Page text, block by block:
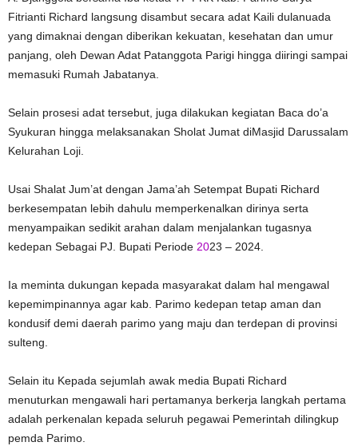
Fitrianti Richard langsung disambut secara adat Kaili dulanuada
yang dimaknai dengan diberikan kekuatan, kesehatan dan umur
panjang, oleh Dewan Adat Patanggota Parigi hingga diiringi sampai
memasuki Rumah Jabatanya.
Selain prosesi adat tersebut, juga dilakukan kegiatan Baca do’a
Syukuran hingga melaksanakan Sholat Jumat diMasjid Darussalam
Kelurahan Loji.
Usai Shalat Jum’at dengan Jama’ah Setempat Bupati Richard
berkesempatan lebih dahulu memperkenalkan dirinya serta
menyampaikan sedikit arahan dalam menjalankan tugasnya
kedepan Sebagai PJ. Bupati Periode 2023 – 2024.
Ia meminta dukungan kepada masyarakat dalam hal mengawal
kepemimpinannya agar kab. Parimo kedepan tetap aman dan
kondusif demi daerah parimo yang maju dan terdepan di provinsi
sulteng.
Selain itu Kepada sejumlah awak media Bupati Richard
menuturkan mengawali hari pertamanya berkerja langkah pertama
adalah perkenalan kepada seluruh pegawai Pemerintah dilingkup
pemda Parimo.